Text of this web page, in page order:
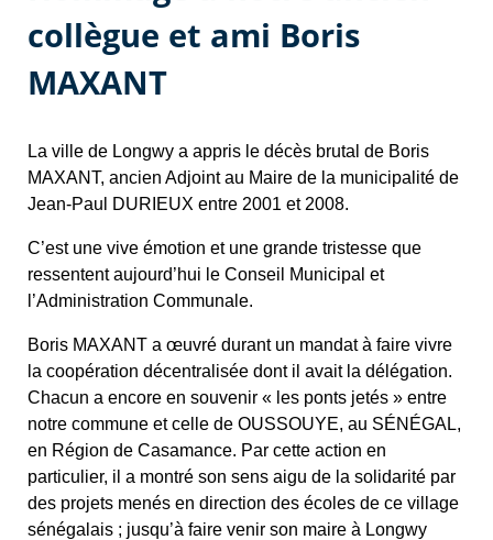
collègue et ami Boris
MAXANT
La ville de Longwy a appris le décès brutal de Boris
MAXANT, ancien Adjoint au Maire de la municipalité de
Jean-Paul DURIEUX entre 2001 et 2008.
C’est une vive émotion et une grande tristesse que
ressentent aujourd’hui le Conseil Municipal et
l’Administration Communale.
Boris MAXANT a œuvré durant un mandat à faire vivre
la coopération décentralisée dont il avait la délégation.
Chacun a encore en souvenir « les ponts jetés » entre
notre commune et celle de OUSSOUYE, au SÉNÉGAL,
en Région de Casamance. Par cette action en
particulier, il a montré son sens aigu de la solidarité par
des projets menés en direction des écoles de ce village
sénégalais ; jusqu’à faire venir son maire à Longwy